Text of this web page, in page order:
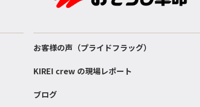
お客様の声（プライドフラッグ）
KIREI crew の現場レポート
ブログ